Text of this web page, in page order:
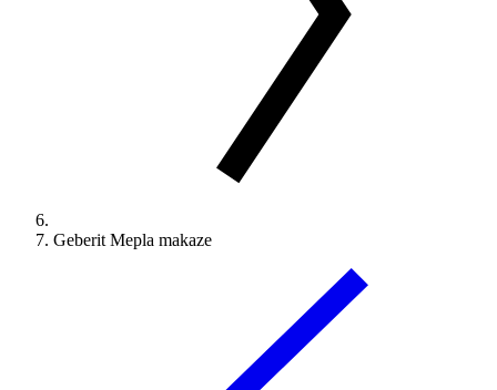
Geberit Mepla makaze